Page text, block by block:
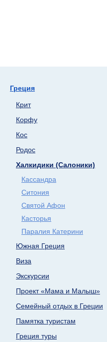
Греция
Крит
Корфу
Кос
Родос
Халкидики (Салоники)
Кассандра
Ситония
Святой Афон
Касторья
Паралия Катерини
Южная Греция
Виза
Экскурсии
Проект «Мама и Малыш»
Семейный отдых в Греции
Памятка туристам
Греция туры